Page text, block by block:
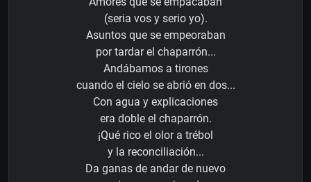
(seria vos y serio yo).
Asuntos que se empeoraban
por tardar el chaparrón...
Andábamos a tirones
cuando el cielo se abrió en dos...
Con agua y explicaciones
era doble el chaparrón.
¡Qué rico el olor a trébol
y la reconciliación...
Da ganas de andar de nuevo